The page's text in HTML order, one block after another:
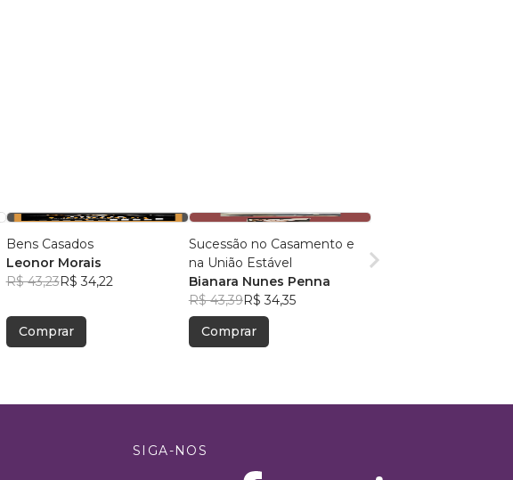
Bens Casados
Leonor Morais
R$ 43,23R$ 34,22
Comprar
Sucessão no Casamento e
na União Estável
Bianara Nunes Penna
R$ 43,39R$ 34,35
Comprar
SIGA-NOS